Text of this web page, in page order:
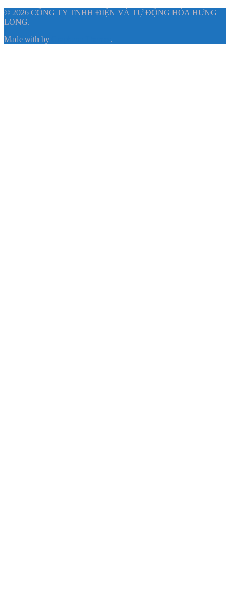
© 2026 CÔNG TY TNHH ĐIỆN VÀ TỰ ĐỘNG HÓA HƯNG
LONG.
Made with by .